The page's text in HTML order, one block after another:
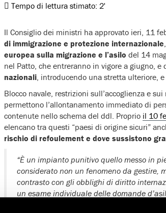
Tempo di lettura stimato: 2'
Il Consiglio dei ministri ha approvato ieri, 11
di immigrazione e protezione internazionale
europea sulla migrazione e l’asilo del 14
nel Patto, che entreranno in vigore a giugno, e
nazionali, introducendo una stretta ulteriore,
Blocco navale, restrizioni sull’accoglienza e
permettono l’allontanamento immediato di
contenute nello schema del ddl. Proprio il 10
elencano tra questi “paesi di origine sicuri”
rischio di refoulement e dove sussistono
“È un impianto punitivo quello messo in
considerato non un fenomeno da gestire,
contrasto con gli obblighi di diritto
un esame individuale delle domande